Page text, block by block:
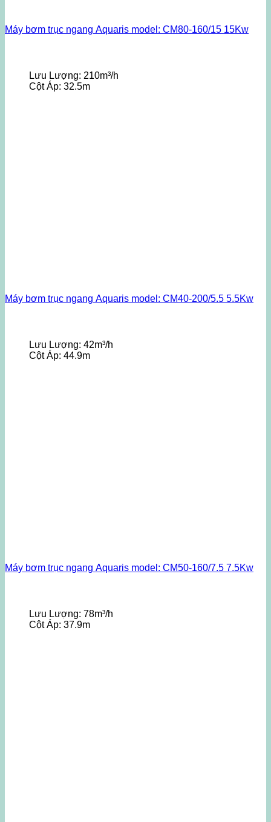
Máy bơm trục ngang Aquaris model: CM80-160/15 15Kw
Lưu Lượng: 210m³/h
Cột Áp: 32.5m
Máy bơm trục ngang Aquaris model: CM40-200/5.5 5.5Kw
Lưu Lượng: 42m³/h
Cột Áp: 44.9m
Máy bơm trục ngang Aquaris model: CM50-160/7.5 7.5Kw
Lưu Lượng: 78m³/h
Cột Áp: 37.9m